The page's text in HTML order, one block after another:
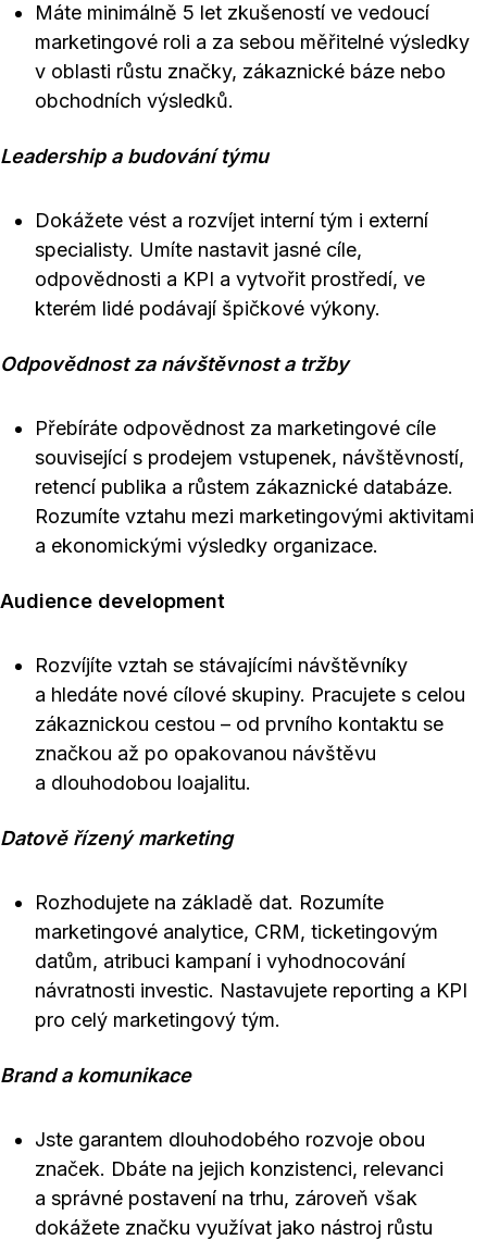
Máte minimálně 5 let zkušeností ve vedoucí
marketingové roli a za sebou měřitelné výsledky
v oblasti růstu značky, zákaznické báze nebo
obchodních výsledků.
Leadership a budování týmu
Dokážete vést a rozvíjet interní tým i externí
specialisty. Umíte nastavit jasné cíle,
odpovědnosti a KPI a vytvořit prostředí, ve
kterém lidé podávají špičkové výkony.
Odpovědnost za návštěvnost a tržby
Přebíráte odpovědnost za marketingové cíle
související s prodejem vstupenek, návštěvností,
retencí publika a růstem zákaznické databáze.
Rozumíte vztahu mezi marketingovými aktivitami
a ekonomickými výsledky organizace.
Audience development
Rozvíjíte vztah se stávajícími návštěvníky
a hledáte nové cílové skupiny. Pracujete s celou
zákaznickou cestou – od prvního kontaktu se
značkou až po opakovanou návštěvu
a dlouhodobou loajalitu.
Datově řízený marketing
Rozhodujete na základě dat. Rozumíte
marketingové analytice, CRM, ticketingovým
datům, atribuci kampaní i vyhodnocování
návratnosti investic. Nastavujete reporting a KPI
pro celý marketingový tým.
Brand a komunikace
Jste garantem dlouhodobého rozvoje obou
značek. Dbáte na jejich konzistenci, relevanci
a správné postavení na trhu, zároveň však
dokážete značku využívat jako nástroj růstu